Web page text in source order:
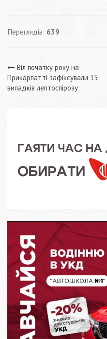
Переглядів: 639
Навігація
записів
Віл початку року на
Прикарпатті зафіксували 15
випадків лептоспірозу